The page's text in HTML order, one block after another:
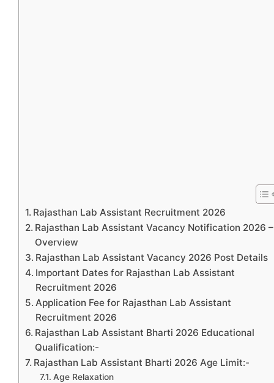
Rajasthan Lab Assistant Recruitment 2026
Rajasthan Lab Assistant Vacancy Notification 2026 –
Overview
Rajasthan Lab Assistant Vacancy 2026 Post Details
Important Dates for Rajasthan Lab Assistant
Recruitment 2026
Application Fee for Rajasthan Lab Assistant
Recruitment 2026
Rajasthan Lab Assistant Bharti 2026 Educational
Qualification:-
Rajasthan Lab Assistant Bharti 2026 Age Limit:-
Age Relaxation